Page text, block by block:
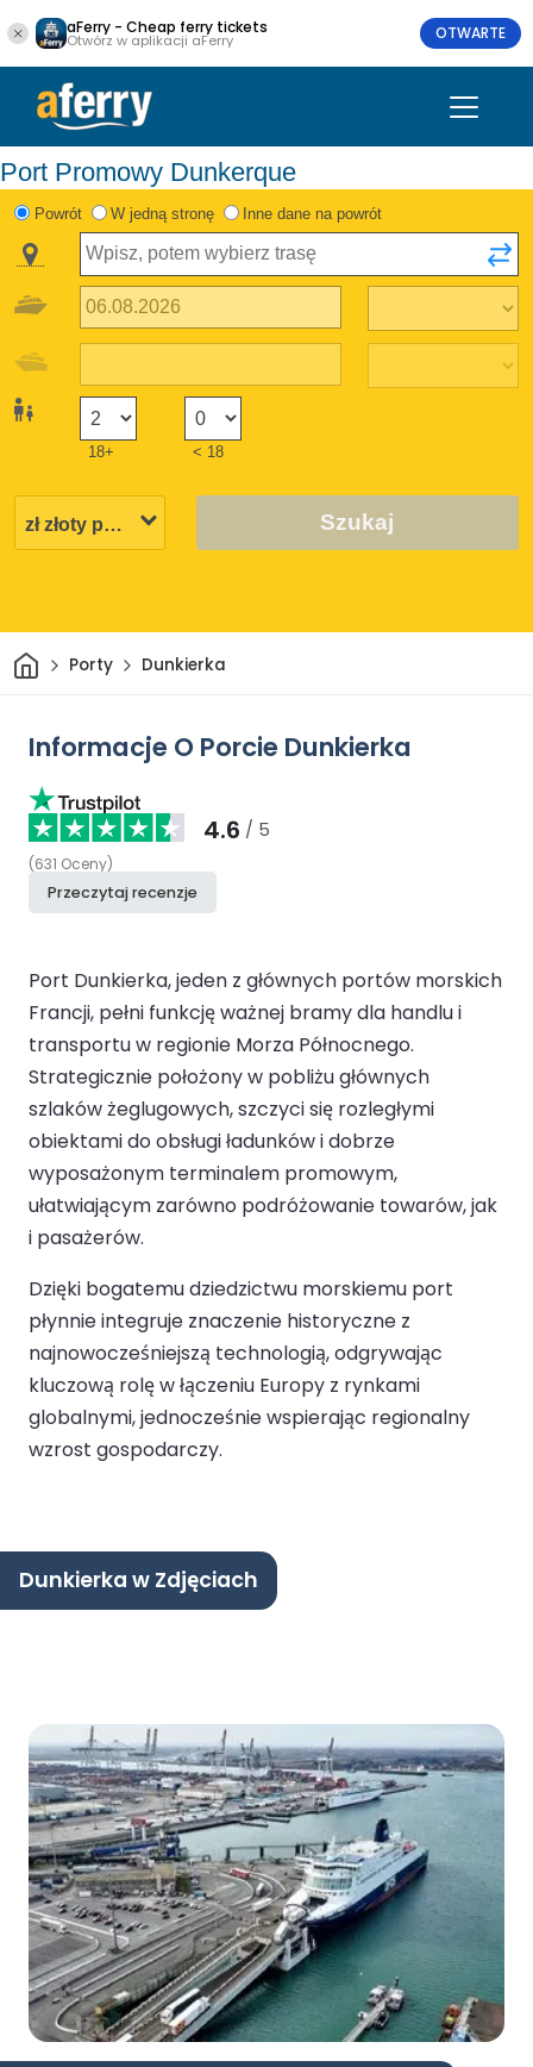
aFerry - Cheap ferry tickets
Otwórz w aplikacji aFerry OTWARTE
Port Promowy Dunkerque
Powrót W jedną stronę Inne dane na powrót
18+ < 18
Szukaj
DomPorty Dunkierka
Informacje O Porcie Dunkierka
4.6 / 5
(631 Oceny)
Przeczytaj recenzje
Port Dunkierka, jeden z głównych portów morskich
Francji, pełni funkcję ważnej bramy dla handlu i
transportu w regionie Morza Północnego.
Strategicznie położony w pobliżu głównych
szlaków żeglugowych, szczyci się rozległymi
obiektami do obsługi ładunków i dobrze
wyposażonym terminalem promowym,
ułatwiającym zarówno podróżowanie towarów, jak
i pasażerów.
Dzięki bogatemu dziedzictwu morskiemu port
płynnie integruje znaczenie historyczne z
najnowocześniejszą technologią, odgrywając
kluczową rolę w łączeniu Europy z rynkami
globalnymi, jednocześnie wspierając regionalny
wzrost gospodarczy.
Dunkierka w Zdjęciach